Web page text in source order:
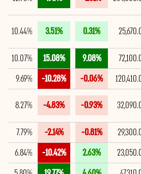
0.31%
3.51%
10.44%
9.08%
15.08%
10.07%
-0.06%
-10.28%
9.69%
-0.93%
-4.83%
8.27%
-0.81%
-2.14%
7.79%
2.63%
-10.42%
6.84%